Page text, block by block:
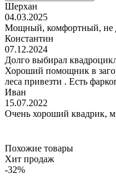
Шерхан
04.03.2025
Мощный, комфортный, не
Константин
07.12.2024
Долго выбирал
Хороший помощник в
леса привезти . Есть
Иван
15.07.2022
Очень хороший квадрик,
Похожие товары
Хит продаж
-32%